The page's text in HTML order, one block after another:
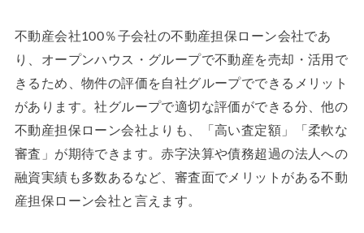
不動産会社100％子会社の不動産担保ローン会社であ
り、オープンハウス・グループで不動産を売却・活用で
きるため、物件の評価を自社グループでできるメリット
があります。社グループで適切な評価ができる分、他の
不動産担保ローン会社よりも、「高い査定額」「柔軟な
審査」が期待できます。赤字決算や債務超過の法人への
融資実績も多数あるなど、審査面でメリットがある不動
産担保ローン会社と言えます。